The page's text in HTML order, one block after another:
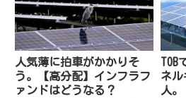
人気薄に拍車がかかりそ
う。【高分配】インフラフ
ァンドはどうなる？
TOB
ネル
人。